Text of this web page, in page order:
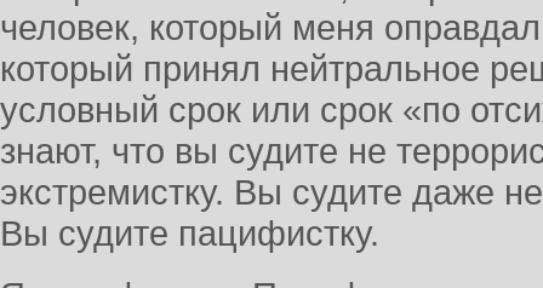
человек, который меня
который принял нейтральное
условный срок или срок «по
знают, что вы судите не
экстремистку. Вы судите даже
Вы судите пацифистку.